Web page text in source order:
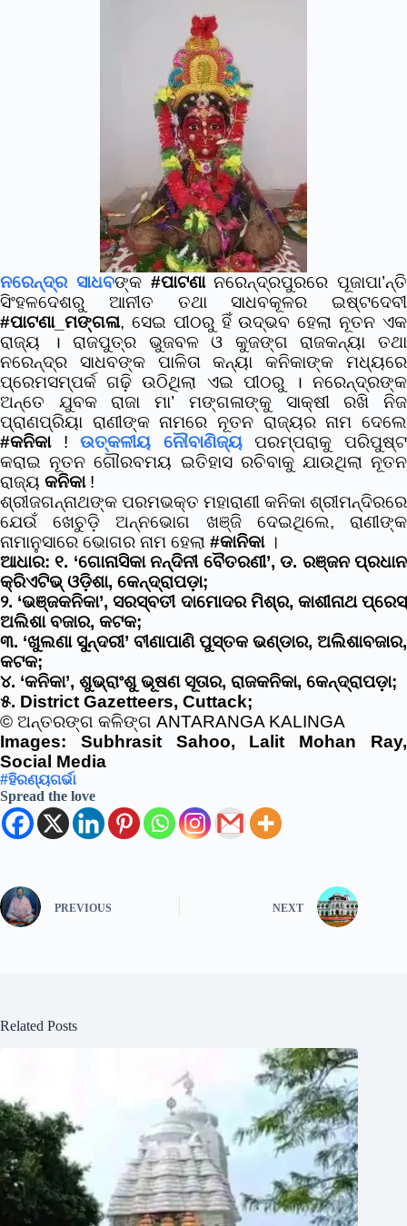
ନରେନ୍ଦ୍ର ସାଧବଙ୍କ #ପାଟଣାନରେନ୍ଦ୍ରପୁରରେ ପୂଜାପା’ନ୍ତି
ସିଂହଳଦେଶରୁ ଆନୀତ ତଥା ସାଧବକୂଳର ଇଷ୍ଟଦେବୀ
#ପାଟଣା_ମଙ୍ଗଳା, ସେଇ ପୀଠରୁ ହିଁ ଉଦ୍ଭବ ହେଲା ନୂତନ ଏକ
ରାଜ୍ୟ । ରାଜପୁତ୍ର ଭୁଜବଳ ଓ କୁଜଙ୍ଗ ରାଜକନ୍ୟା ତଥା
ନରେନ୍ଦ୍ର ସାଧବଙ୍କ ପାଳିତା କନ୍ୟା କନିକାଙ୍କ ମଧ୍ୟରେ
ପ୍ରେମସମ୍ପର୍କ ଗଢ଼ି ଉଠିଥିଲା ଏଇ ପୀଠରୁ । ନରେନ୍ଦ୍ରଙ୍କ
ଅନ୍ତେ ଯୁବକ ରାଜା ମା’ ମଙ୍ଗଳାଙ୍କୁ ସାକ୍ଷୀ ରଖି ନିଜ
ପ୍ରାଣପ୍ରିୟା ରାଣୀଙ୍କ ନାମରେ ନୂତନ ରାଜ୍ୟର ନାମ ଦେଲେ
#କନିକା!ଉତ୍କଳୀୟ ନୌବାଣିଜ୍ୟପରମ୍ପରାକୁ ପରିପୁଷ୍ଟ
କରାଇ ନୂତନ ଗୌରବମୟ ଇତିହାସ ରଚିବାକୁ ଯାଉଥିଲା ନୂତନ
ରାଜ୍ୟ କନିକା!
ଶ୍ରୀଜଗନ୍ନାଥଙ୍କ ପରମଭକ୍ତ ମହାରାଣୀ କନିକା ଶ୍ରୀମନ୍ଦିରରେ
ଯେଉଁ ଖେଚୁଡ଼ି ଅନ୍ନଭୋଗ ଖଞ୍ଜି ଦେଇଥିଲେ, ରାଣୀଙ୍କ
ନାମାନୁସାରେ ଭୋଗର ନାମ ହେଲା #କାନିକା।
ଆଧାର: ୧. ‘ଗୋନାସିକା ନନ୍ଦିନୀ ବୈତରଣୀ’, ଡ. ରଞ୍ଜନ ପ୍ରଧାନ
କ୍ରିଏଟିଭ୍ ଓଡ଼ିଶା, କେନ୍ଦ୍ରାପଡ଼ା;
୨. ‘ଭଞ୍ଜକନିକା’, ସରସ୍ବତୀ ଦାମୋଦର ମିଶ୍ର, କାଶୀନାଥ ପ୍ରେସ୍
ଅଲିଶା ବଜାର, କଟକ;
୩. ‘ଖୁଲଣା ସୁନ୍ଦରୀ’ ବୀଣାପାଣି ପୁସ୍ତକ ଭଣ୍ଡାର, ଅଲିଶାବଜାର,
କଟକ;
୪. ‘କନିକା’, ଶୁଭ୍ରାଂଶୁ ଭୂଷଣ ସୂତାର, ରାଜକନିକା, କେନ୍ଦ୍ରାପଡ଼ା;
୫. District Gazetteers, Cuttack;
© ଅନ୍ତରଙ୍ଗ କଳିଙ୍ଗ ANTARANGA KALINGA
Images: Subhrasit Sahoo, Lalit Mohan Ray,
Social Media
#ହିରଣ୍ୟଗର୍ଭା
Spread the love
PREVIOUS NEXT
Related Posts